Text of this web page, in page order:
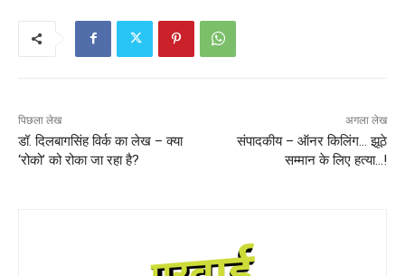
पिछला लेख
डॉ. दिलबागसिंह विर्क का लेख – क्या
‘रोको’ को रोका जा रहा है?
अगला लेख
संपादकीय – ऑनर किलिंग… झूठे
सम्मान के लिए हत्या…!